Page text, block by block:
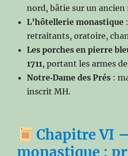
nord, bâtie sur un ancien
L’hôtellerie monastique
retraitants, oratoire,
Les porches en pierre
1711, portant les armes
Notre‑Dame des Prés :
inscrit MH.
Chapitre VI
monastique :